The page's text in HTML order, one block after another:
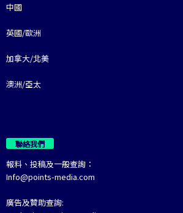
中國
英國/歐洲
加拿大/北美
澳洲/亞太
聯絡我們
報料、投稿及一般查詢：
Info@points-media.com
廣告及贊助查詢: